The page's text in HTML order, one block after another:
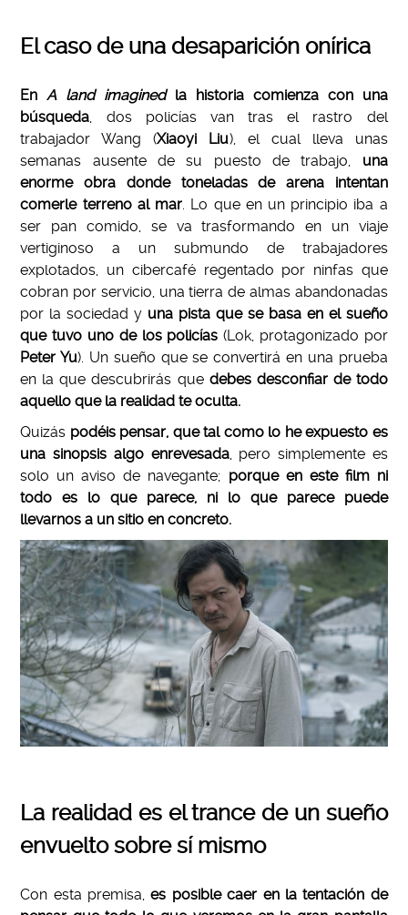
El caso de una desaparición onírica
EnA land imaginedla historia comienza con una
búsqueda, dos policías van tras el rastro del
trabajador Wang (Xiaoyi Liu), el cual lleva unas
semanas ausente de su puesto de trabajo, una
enorme obra donde toneladas de arena intentan
comerle terreno al mar. Lo que en un principio iba a
ser pan comido, se va trasformando en un viaje
vertiginoso a un submundo de trabajadores
explotados, un cibercafé regentado por ninfas que
cobran por servicio, una tierra de almas abandonadas
por la sociedad y una pista que se basa en el sueño
que tuvo uno de los policías (Lok, protagonizado por
Peter Yu). Un sueño que se convertirá en una prueba
en la que descubrirás que debes desconfiar de todo
aquello que la realidad te oculta.
Quizás podéis pensar, que tal como lo he expuesto es
una sinopsis algo enrevesada, pero simplemente es
solo un aviso de navegante; porque en este film ni
todo es lo que parece, ni lo que parece puede
llevarnos a un sitio en concreto.
La realidad es el trance de un sueño
envuelto sobre sí mismo
Con esta premisa,es posible caer en la tentación de